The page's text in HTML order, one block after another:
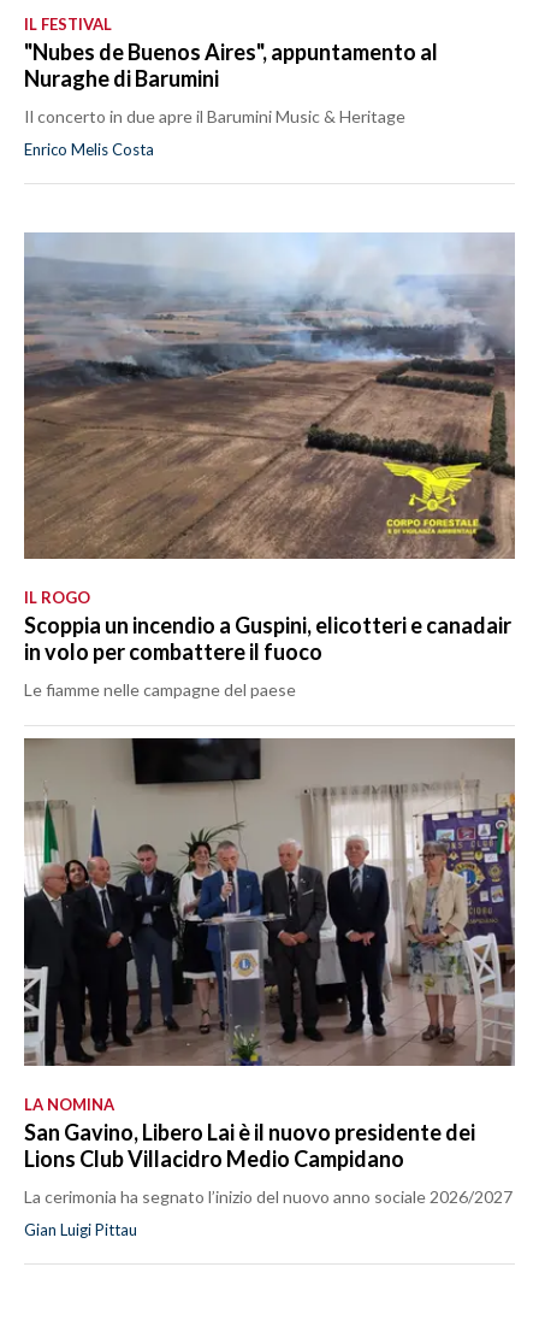
IL FESTIVAL
"Nubes de Buenos Aires", appuntamento al
Nuraghe di Barumini
Il concerto in due apre il Barumini Music & Heritage
Enrico Melis Costa
IL ROGO
Scoppia un incendio a Guspini, elicotteri e canadair
in volo per combattere il fuoco
Le fiamme nelle campagne del paese
LA NOMINA
San Gavino, Libero Lai è il nuovo presidente dei
Lions Club Villacidro Medio Campidano
La cerimonia ha segnato l’inizio del nuovo anno sociale 2026/2027
Gian Luigi Pittau